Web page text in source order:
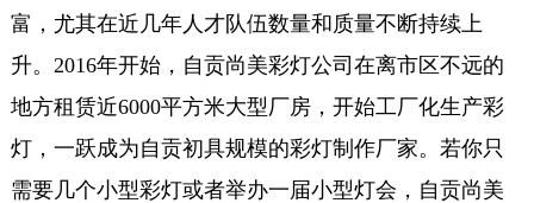
富，尤其在近几年人才队伍数量和质量不断持续上
升。2016年开始，自贡尚美彩灯公司在离市区不远的
地方租赁近6000平方米大型厂房，开始工厂化生产彩
灯，一跃成为自贡初具规模的彩灯制作厂家。若你只
需要几个小型彩灯或者举办一届小型灯会，自贡尚美